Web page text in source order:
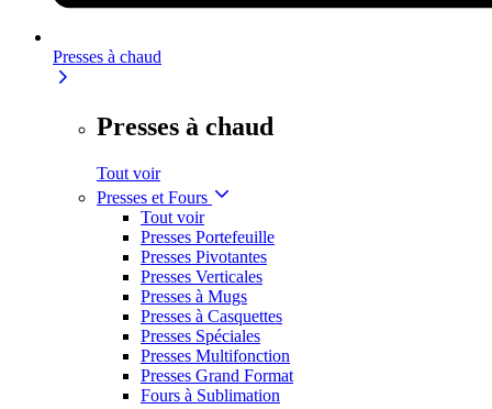
Presses à chaud
Presses à chaud
Tout voir
Presses et Fours
Tout voir
Presses Portefeuille
Presses Pivotantes
Presses Verticales
Presses à Mugs
Presses à Casquettes
Presses Spéciales
Presses Multifonction
Presses Grand Format
Fours à Sublimation